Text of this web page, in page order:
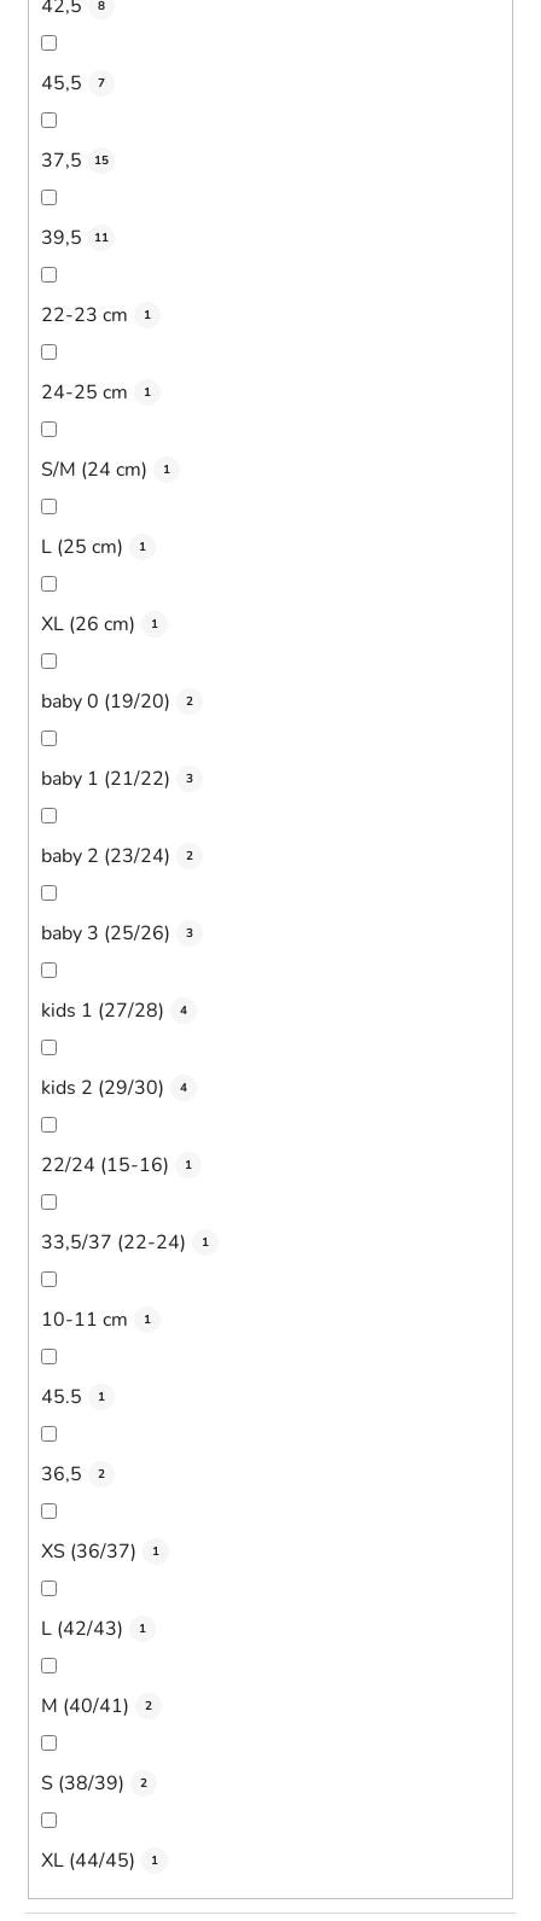
42,5 8
45,5 7
37,5 15
39,5 11
22-23 cm 1
24-25 cm 1
S/M (24 cm) 1
L (25 cm) 1
XL (26 cm) 1
baby 0 (19/20) 2
baby 1 (21/22) 3
baby 2 (23/24) 2
baby 3 (25/26) 3
kids 1 (27/28) 4
kids 2 (29/30) 4
22/24 (15-16) 1
33,5/37 (22-24) 1
10-11 cm 1
45.5 1
36,5 2
XS (36/37) 1
L (42/43) 1
M (40/41) 2
S (38/39) 2
XL (44/45) 1